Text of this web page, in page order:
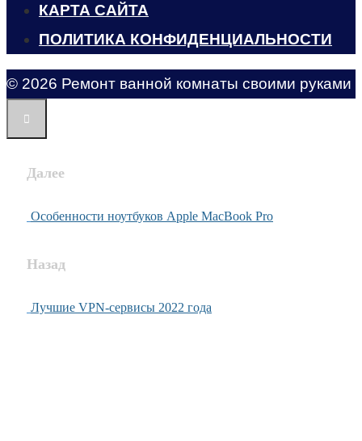
КАРТА САЙТА
ПОЛИТИКА КОНФИДЕНЦИАЛЬНОСТИ
© 2026 Ремонт ванной комнаты своими руками
Далее
Особенности ноутбуков Apple MacBook Pro
Назад
Лучшие VPN-сервисы 2022 года